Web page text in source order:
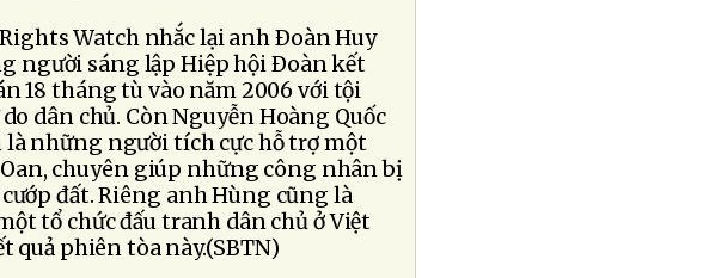
Watch nhắc lại anh Ðoàn Huy
người sáng lập Hiệp hội Ðoàn kết
18 tháng tù vào năm 2006 với tội
dân chủ. Còn Nguyễn Hoàng Quốc
những người tích cực hỗ trợ một
chuyên giúp những công nhân bị
đất. Riêng anh Hùng cũng là
tổ chức đấu tranh dân chủ ở Việt
quả phiên tòa này.(SBTN)